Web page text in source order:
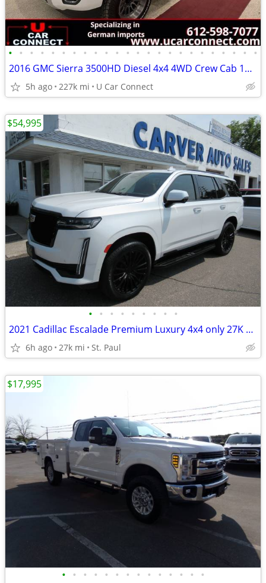
• • • • • • • • • • • • • • • • • • • • • • • •
2016 GMC Sierra 3500HD Diesel 4x4 4WD Crew Cab 153.7 Denali Truck
5h ago 227k mi U Car Connect
• • • • • • • • •
2021 Cadillac Escalade Premium Luxury 4x4 only 27K Miles! Warranty
6h ago 27k mi St. Paul
$54,995
• • • • • • • • • • • • • •
$17,995